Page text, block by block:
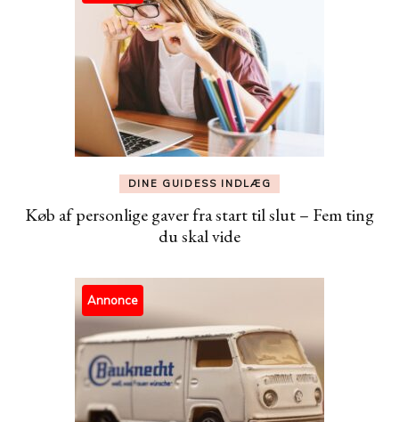
DINE GUIDESS INDLÆG
Køb af personlige gaver fra start til slut – Fem ting
du skal vide
Annonce